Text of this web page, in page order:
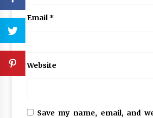
Email*
Website
Save my name, email, and